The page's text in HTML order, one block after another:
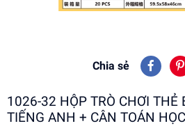
Chia sẻ
1026-32 HỘP TRÒ CHƠI THẺ
TIẾNG ANH + CÂN TOÁN